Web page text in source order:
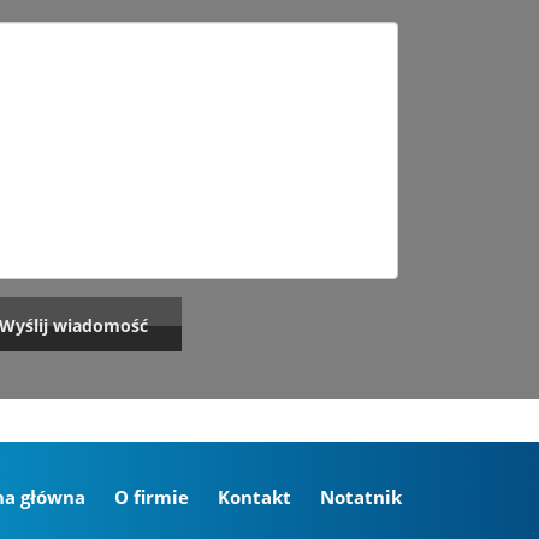
główna O firmie Kontakt Notatnik